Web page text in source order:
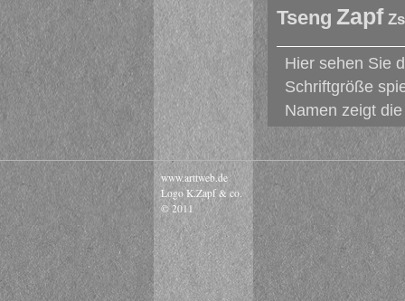
Tseng Zapf
Hier sehen Sie
Schriftgröße
Namen zeigt
www.arttweb.de
Logo K.Zapf & co.
© 2011